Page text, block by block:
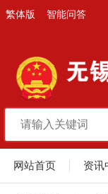
繁体版 智能问答
网站首页 资讯